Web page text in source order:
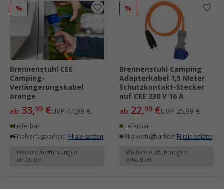
%
Brennenstuhl CEE
Camping-
Verlängerungskabel
orange
ab 33,99 €UVP 44,99 €
Lieferbar
Filialverfügbarkeit: Filiale setzen
Weitere Ausführungen
erhältlich
%
Brennenstuhl Camping
Adapterkabel 1,5 Meter
Schutzkontakt-Stecker
auf CEE 230 V 16 A
ab 22,99 €UVP 25,99 €
Lieferbar
Filialverfügbarkeit: Filiale setzen
Weitere Ausführungen
erhältlich